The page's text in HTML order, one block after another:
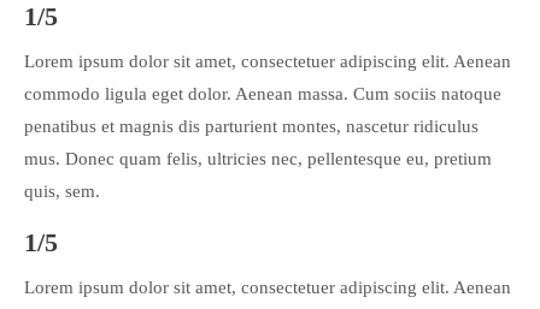
1/5
Lorem ipsum dolor sit amet, consectetuer adipiscing elit. Aenean
commodo ligula eget dolor. Aenean massa. Cum sociis natoque
penatibus et magnis dis parturient montes, nascetur ridiculus
mus. Donec quam felis, ultricies nec, pellentesque eu, pretium
quis, sem.
1/5
Lorem ipsum dolor sit amet, consectetuer adipiscing elit. Aenean